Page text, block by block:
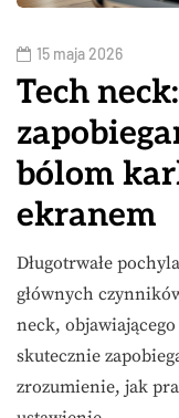
15 maja 2026
Tech
bólom
ekranem
Długotrwałe
głównych
neck,
skutecznie
zrozumienie, jak